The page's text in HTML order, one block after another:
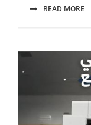
READ MORE